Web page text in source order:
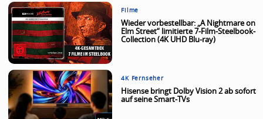
Filme
Wieder vorbestellbar: „A Nightmare on
Elm Street“ limitierte 7-Film-Steelbook-
Collection (4K UHD Blu-ray)
4K Fernseher
Hisense bringt Dolby Vision 2 ab sofort
auf seine Smart-TVs